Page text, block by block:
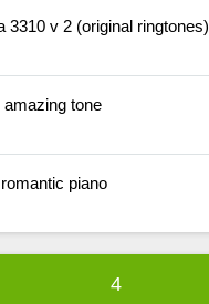
3310 v 2 (original ringtones)
amazing tone
piano
4